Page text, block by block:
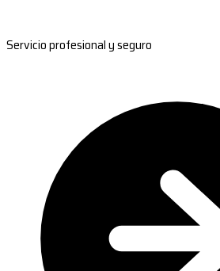
Servicio profesional y seguro